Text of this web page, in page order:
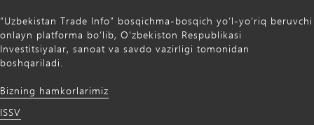
“Uzbekistan Trade Info” bosqichma-bosqich yo‘l-yo‘riq beruvchi
onlayn platforma bo‘lib, O‘zbekiston Respublikasi
Investitsiyalar, sanoat va savdo vazirligi tomonidan
boshqariladi.
Bizning hamkorlarimiz
ISSV